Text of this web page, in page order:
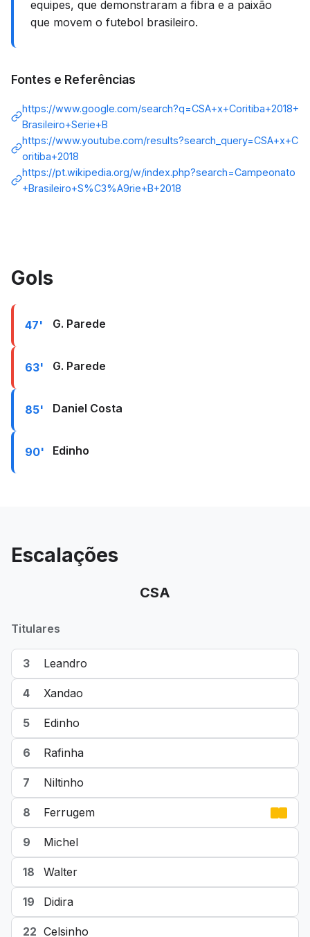
equipes, que demonstraram a fibra e a paixão
que movem o futebol brasileiro.
Fontes e Referências
https://www.google.com/search?q=CSA+x+Coritiba+2018+
Brasileiro+Serie+B
https://www.youtube.com/results?search_query=CSA+x+C
oritiba+2018
https://pt.wikipedia.org/w/index.php?search=Campeonato
+Brasileiro+S%C3%A9rie+B+2018
Gols
47' G. Parede
63' G. Parede
85' Daniel Costa
90' Edinho
Escalações
CSA
Titulares
3 Leandro
4 Xandao
5 Edinho
6 Rafinha
7 Niltinho
8 Ferrugem
9 Michel
18 Walter
19 Didira
22 Celsinho